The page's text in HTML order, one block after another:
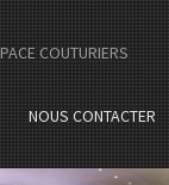
COUTURIERS
NOUS CONTACTER